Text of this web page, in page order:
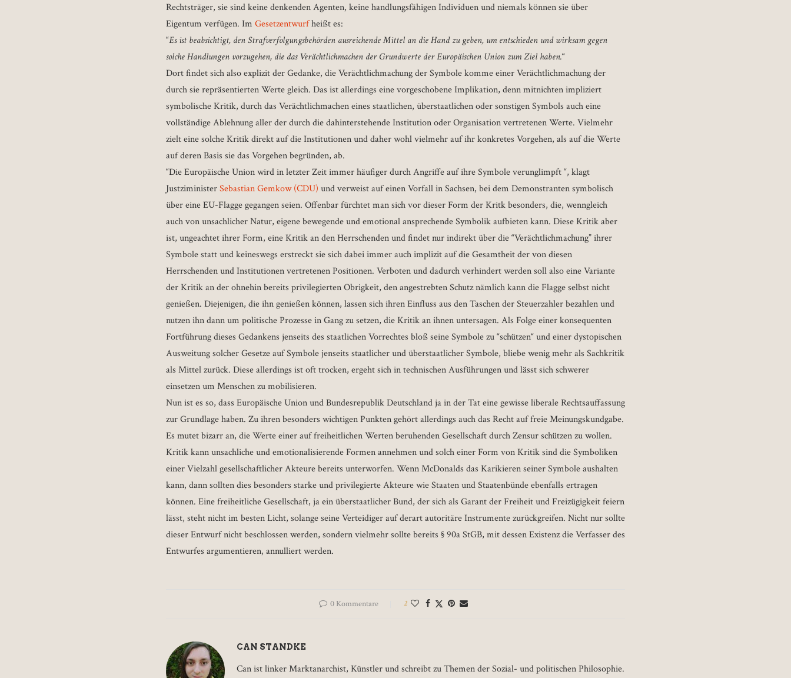
Rechtsträger, sie sind keine denkenden Agenten, keine handlungsfähigen Individuen und niemals können sie über
Eigentum verfügen. Im Gesetzentwurfheißt es:
“Es ist beabsichtigt, den Strafverfolgungsbehörden ausreichende Mittel an die Hand zu geben, um entschieden und wirksam gegen
solche Handlungen vorzugehen, die das Verächtlichmachen der Grundwerte der Europäischen Union zum Ziel haben.“
Dort findet sich also explizit der Gedanke, die Verächtlichmachung der Symbole komme einer Verächtlichmachung der
durch sie repräsentierten Werte gleich. Das ist allerdings eine vorgeschobene Implikation, denn mitnichten impliziert
symbolische Kritik, durch das Verächtlichmachen eines staatlichen, überstaatlichen oder sonstigen Symbols auch eine
vollständige Ablehnung aller der durch die dahinterstehende Institution oder Organisation vertretenen Werte. Vielmehr
zielt eine solche Kritik direkt auf die Institutionen und daher wohl vielmehr auf ihr konkretes Vorgehen, als auf die Werte
auf deren Basis sie das Vorgehen begründen, ab.
“Die Europäische Union wird in letzter Zeit immer häufiger durch Angriffe auf ihre Symbole verunglimpft “, klagt
JustziministerSebastian Gemkow (CDU) und verweist auf einen Vorfall in Sachsen, bei dem Demonstranten symbolisch
über eine EU-Flagge gegangen seien. Offenbar fürchtet man sich vor dieser Form der Kritk besonders, die, wenngleich
auch von unsachlicher Natur, eigene bewegende und emotional ansprechende Symbolik aufbieten kann. Diese Kritik aber
ist, ungeachtet ihrer Form, eine Kritik an den Herrschenden und findet nur indirekt über die “Verächtlichmachung” ihrer
Symbole statt und keineswegs erstreckt sie sich dabei immer auch implizit auf die Gesamtheit der von diesen
Herrschenden und Institutionen vertretenen Positionen. Verboten und dadurch verhindert werden soll also eine Variante
der Kritik an der ohnehin bereits privilegierten Obrigkeit, den angestrebten Schutz nämlich kann die Flagge selbst nicht
genießen. Diejenigen, die ihn genießen können, lassen sich ihren Einfluss aus den Taschen der Steuerzahler bezahlen und
nutzen ihn dann um politische Prozesse in Gang zu setzen, die Kritik an ihnen untersagen. Als Folge einer konsequenten
Fortführung dieses Gedankens jenseits des staatlichen Vorrechtes bloß seine Symbole zu “schützen“ und einer dystopischen
Ausweitung solcher Gesetze auf Symbole jenseits staatlicher und überstaatlicher Symbole, bliebe wenig mehr als Sachkritik
als Mittel zurück. Diese allerdings ist oft trocken, ergeht sich in technischen Ausführungen und lässt sich schwerer
einsetzen um Menschen zu mobilisieren.
Nun ist es so, dass Europäische Union und Bundesrepublik Deutschland ja in der Tat eine gewisse liberale Rechtsauffassung
zur Grundlage haben. Zu ihren besonders wichtigen Punkten gehört allerdings auch das Recht auf freie Meinungskundgabe.
Es mutet bizarr an, die Werte einer auf freiheitlichen Werten beruhenden Gesellschaft durch Zensur schützen zu wollen.
Kritik kann unsachliche und emotionalisierende Formen annehmen und solch einer Form von Kritik sind die Symboliken
einer Vielzahl gesellschaftlicher Akteure bereits unterworfen. Wenn McDonalds das Karikieren seiner Symbole aushalten
kann, dann sollten dies besonders starke und privilegierte Akteure wie Staaten und Staatenbünde ebenfalls ertragen
können. Eine freiheitliche Gesellschaft, ja ein überstaatlicher Bund, der sich als Garant der Freiheit und Freizügigkeit feiern
lässt, steht nicht im besten Licht, solange seine Verteidiger auf derart autoritäre Instrumente zurückgreifen. Nicht nur sollte
dieser Entwurf nicht beschlossen werden, sondern vielmehr sollte bereits § 90a StGB, mit dessen Existenz die Verfasser des
Entwurfes argumentieren, annulliert werden.
0 Kommentare 2
CAN STANDKE
Can ist linker Marktanarchist, Künstler und schreibt zu Themen der Sozial- und politischen Philosophie.